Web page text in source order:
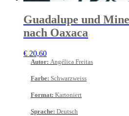
Guadalupe und
nach Oaxaca
€ 20,60
Autor: Angélica Freitas
Farbe: Schwarzweiss
Format: Kartoniert
Sprache: Deutsch